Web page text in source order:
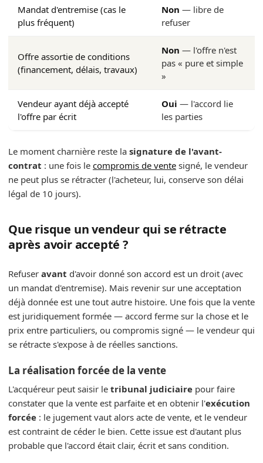
Mandat d'entremise (cas le
plus fréquent)
Non — libre de
refuser
Offre assortie de conditions
(financement, délais, travaux)
Non — l'offre n'est
pas « pure et simple
»
Vendeur ayant déjà accepté
l'offre par écrit
Oui — l'accord lie
les parties
Le moment charnière reste la signature de l'avant-
contrat : une fois le compromis de vente signé, le vendeur
ne peut plus se rétracter (l'acheteur, lui, conserve son délai
légal de 10 jours).
Que risque un vendeur qui se rétracte
après avoir accepté ?
Refuser avant d'avoir donné son accord est un droit (avec
un mandat d'entremise). Mais revenir sur une acceptation
déjà donnée est une tout autre histoire. Une fois que la vente
est juridiquement formée — accord ferme sur la chose et le
prix entre particuliers, ou compromis signé — le vendeur qui
se rétracte s'expose à de réelles sanctions.
La réalisation forcée de la vente
L'acquéreur peut saisir le tribunal judiciaire pour faire
constater que la vente est parfaite et en obtenir l'exécution
forcée : le jugement vaut alors acte de vente, et le vendeur
est contraint de céder le bien. Cette issue est d'autant plus
probable que l'accord était clair, écrit et sans condition.